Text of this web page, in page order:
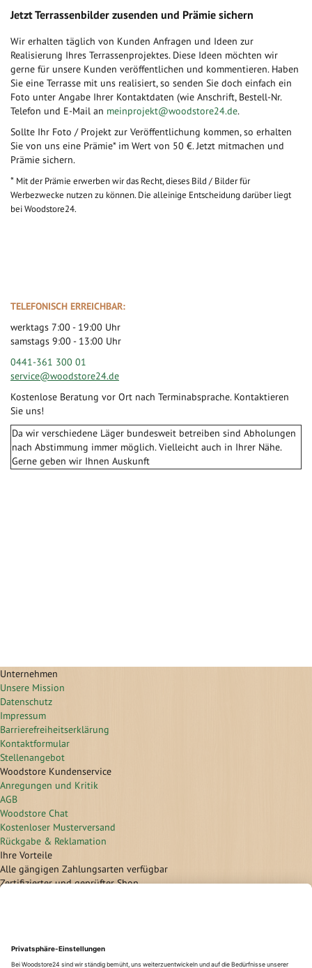
Jetzt Terrassenbilder zusenden und Prämie sichern
Wir erhalten täglich von Kunden Anfragen und Ideen zur
Realisierung Ihres Terrassenprojektes. Diese Ideen möchten wir
gerne für unsere Kunden veröffentlichen und kommentieren. Haben
Sie eine Terrasse mit uns realisiert, so senden Sie doch einfach ein
Foto unter Angabe Ihrer Kontaktdaten (wie Anschrift, Bestell-Nr.
Telefon und E-Mail an meinprojekt@woodstore24.de.
Sollte Ihr Foto / Projekt zur Veröffentlichung kommen, so erhalten
Sie von uns eine Prämie* im Wert von 50 €. Jetzt mitmachen und
Prämie sichern.
* Mit der Prämie erwerben wir das Recht, dieses Bild / Bilder für
Werbezwecke nutzen zu können. Die alleinige Entscheidung darüber liegt
bei Woodstore24.
TELEFONISCH ERREICHBAR:
werktags 7:00 - 19:00 Uhr
samstags 9:00 - 13:00 Uhr
0441-361 300 01
service@woodstore24.de
Kostenlose Beratung vor Ort nach Terminabsprache. Kontaktieren
Sie uns!
Da wir verschiedene Läger bundesweit betreiben sind Abholungen
nach Abstimmung immer möglich. Vielleicht auch in Ihrer Nähe.
Gerne geben wir Ihnen Auskunft
Unternehmen
Unsere Mission
Datenschutz
Impressum
Barrierefreiheitserklärung
Kontaktformular
Stellenangebot
Woodstore Kundenservice
Anregungen und Kritik
AGB
Woodstore Chat
Kostenloser Musterversand
Rückgabe & Reklamation
Ihre Vorteile
Alle gängigen Zahlungsarten verfügbar
Zertifizierter und geprüfter Shop
Überweisung